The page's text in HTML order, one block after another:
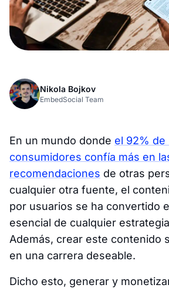
Nikola Bojkov
EmbedSocial Team
En un mundo donde el 92% de
consumidores confía más en
recomendaciones de otras
cualquier otra fuente, el
por usuarios se ha convertido
esencial de cualquier
Además, crear este contenido
en una carrera deseable.
Dicho esto, generar y